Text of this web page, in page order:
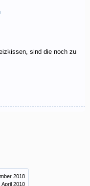
2018
April 2010
sind die noch zu